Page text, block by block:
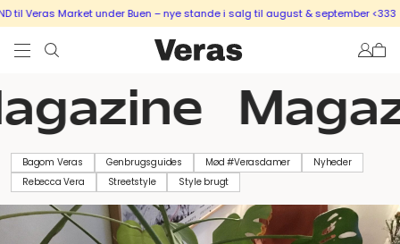
til Veras Market under Buen – nye stande i salg til august & september <333
Bagom Veras Genbrugsguides Mød #Verasdamer
Nyheder
Rebecca Vera
Streetstyle Style brugt